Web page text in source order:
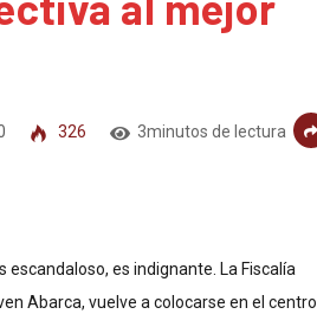
326 3minutos de lectura
es indignante. La Fiscalía
Abarca, vuelve a colocarse en el centro